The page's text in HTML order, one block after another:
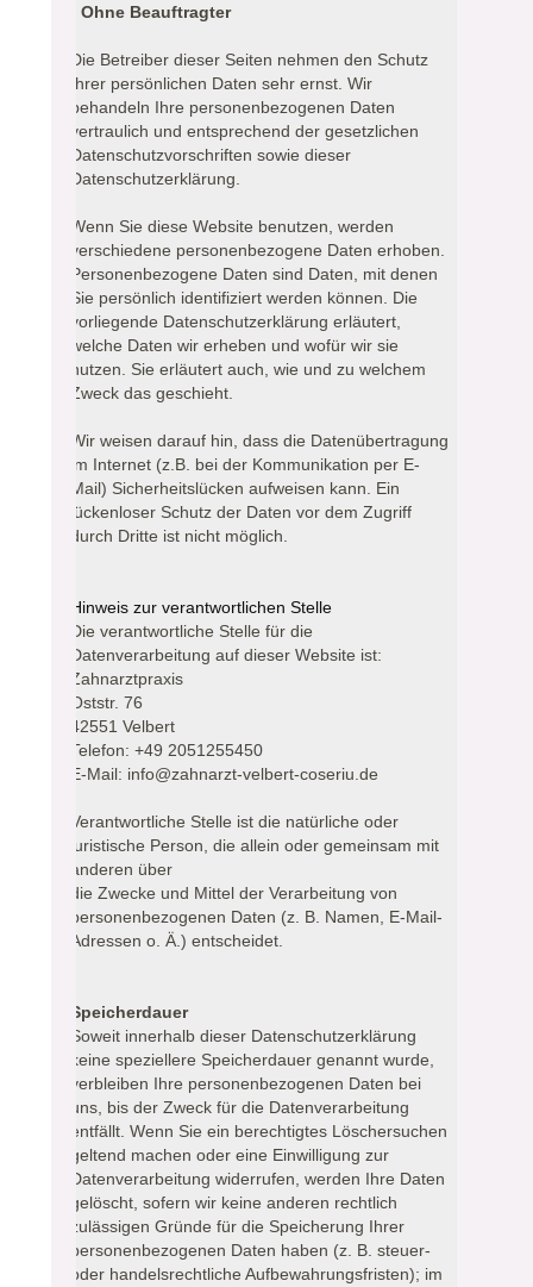
- Ohne Beauftragter
Die Betreiber dieser Seiten nehmen den Schutz
Ihrer persönlichen Daten sehr ernst. Wir
behandeln Ihre personenbezogenen Daten
vertraulich und entsprechend der gesetzlichen
Datenschutzvorschriften sowie dieser
Datenschutzerklärung.
Wenn Sie diese Website benutzen, werden
verschiedene personenbezogene Daten erhoben.
Personenbezogene Daten sind Daten, mit denen
Sie persönlich identifiziert werden können. Die
vorliegende Datenschutzerklärung erläutert,
welche Daten wir erheben und wofür wir sie
nutzen. Sie erläutert auch, wie und zu welchem
Zweck das geschieht.
Wir weisen darauf hin, dass die Datenübertragung
im Internet (z.B. bei der Kommunikation per E-
Mail) Sicherheitslücken aufweisen kann. Ein
lückenloser Schutz der Daten vor dem Zugriff
durch Dritte ist nicht möglich.
Hinweis zur verantwortlichen Stelle
Die verantwortliche Stelle für die
Datenverarbeitung auf dieser Website ist:
Zahnarztpraxis
Oststr. 76
42551 Velbert
Telefon: +49 2051255450
E-Mail: info@zahnarzt-velbert-coseriu.de
Verantwortliche Stelle ist die natürliche oder
juristische Person, die allein oder gemeinsam mit
anderen über
die Zwecke und Mittel der Verarbeitung von
personenbezogenen Daten (z. B. Namen, E-Mail-
Adressen o. Ä.) entscheidet.
Speicherdauer
Soweit innerhalb dieser Datenschutzerklärung
keine speziellere Speicherdauer genannt wurde,
verbleiben Ihre personenbezogenen Daten bei
uns, bis der Zweck für die Datenverarbeitung
entfällt. Wenn Sie ein berechtigtes Löschersuchen
geltend machen oder eine Einwilligung zur
Datenverarbeitung widerrufen, werden Ihre Daten
gelöscht, sofern wir keine anderen rechtlich
zulässigen Gründe für die Speicherung Ihrer
personenbezogenen Daten haben (z. B. steuer-
oder handelsrechtliche Aufbewahrungsfristen); im